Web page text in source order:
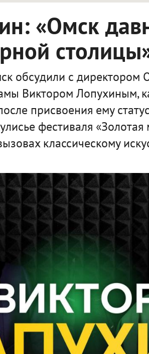
«Омск
обсудили с директором
Виктором Лопухиным,
присвоения ему
фестиваля
классическому